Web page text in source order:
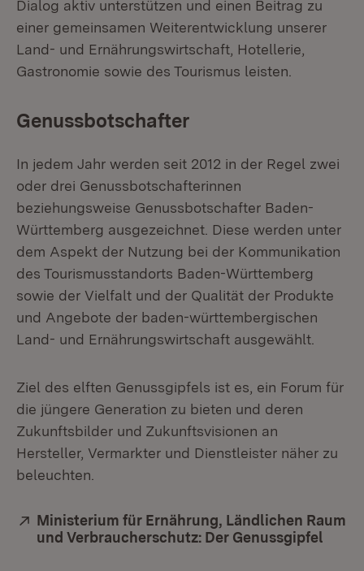
Dialog aktiv unterstützen und einen Beitrag zu
einer gemeinsamen Weiterentwicklung unserer
Land- und Ernährungswirtschaft, Hotellerie,
Gastronomie sowie des Tourismus leisten.
Genussbotschafter
In jedem Jahr werden seit 2012 in der Regel zwei
oder drei Genussbotschafterinnen
beziehungsweise Genussbotschafter Baden-
Württemberg ausgezeichnet. Diese werden unter
dem Aspekt der Nutzung bei der Kommunikation
des Tourismusstandorts Baden-Württemberg
sowie der Vielfalt und der Qualität der Produkte
und Angebote der baden-württembergischen
Land- und Ernährungswirtschaft ausgewählt.
Ziel des elften Genussgipfels ist es, ein Forum für
die jüngere Generation zu bieten und deren
Zukunftsbilder und Zukunftsvisionen an
Hersteller, Vermarkter und Dienstleister näher zu
beleuchten.
Extern:
Ministerium für Ernährung, Ländlichen Raum
und Verbraucherschutz: Der Genussgipfel